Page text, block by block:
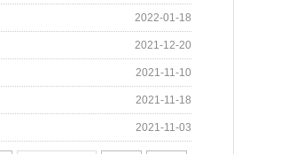
2022-01-18
2021-12-20
2021-11-10
2021-11-18
2021-11-03